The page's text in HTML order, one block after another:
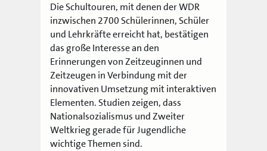
Die Schultouren, mit denen der WDR
inzwischen 2700 Schülerinnen, Schüler
und Lehrkräfte erreicht hat, bestätigen
das große Interesse an den
Erinnerungenvon Zeitzeuginnen und
Zeitzeugen in Verbindung mit der
innovativen Umsetzung mit interaktiven
Elementen. Studien zeigen, dass
Nationalsozialismus und Zweiter
Weltkrieg gerade für Jugendliche
wichtige Themen sind.